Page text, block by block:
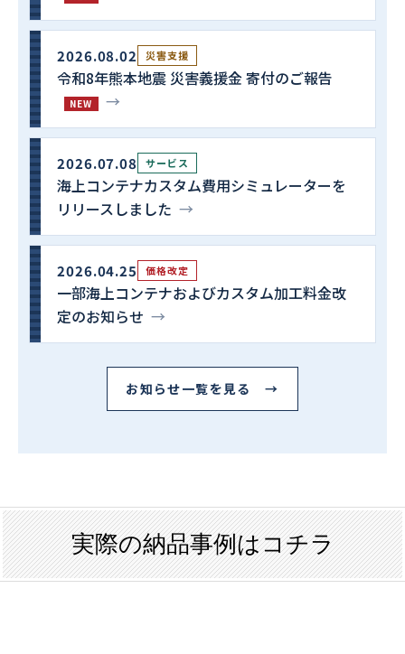
2026.08.02 災害支援
令和8年熊本地震 災害義援金 寄付のご報告
NEW →
2026.07.08 サービス
海上コンテナカスタム費用シミュレーターを
リリースしました →
2026.04.25 価格改定
一部海上コンテナおよびカスタム加工料金改
定のお知らせ →
お知らせ一覧を見る →
実際の納品事例はコチラ